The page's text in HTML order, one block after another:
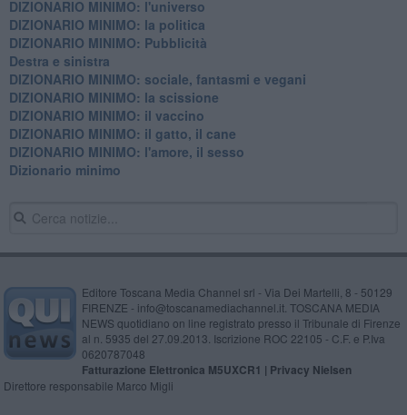
DIZIONARIO MINIMO: l'universo
DIZIONARIO MINIMO: la politica
DIZIONARIO MINIMO: Pubblicità
Destra e sinistra
DIZIONARIO MINIMO: sociale, fantasmi e vegani
DIZIONARIO MINIMO: la scissione
DIZIONARIO MINIMO: il vaccino
DIZIONARIO MINIMO: il gatto, il cane
DIZIONARIO MINIMO: l'amore, il sesso
Dizionario minimo
Editore Toscana Media Channel srl - Via Dei Martelli, 8 - 50129
FIRENZE - info@toscanamediachannel.it. TOSCANA MEDIA
NEWS quotidiano on line registrato presso il Tribunale di Firenze
al n. 5935 del 27.09.2013. Iscrizione ROC 22105 - C.F. e P.Iva
0620787048
Fatturazione Elettronica M5UXCR1 | Privacy Nielsen
Direttore responsabile Marco Migli